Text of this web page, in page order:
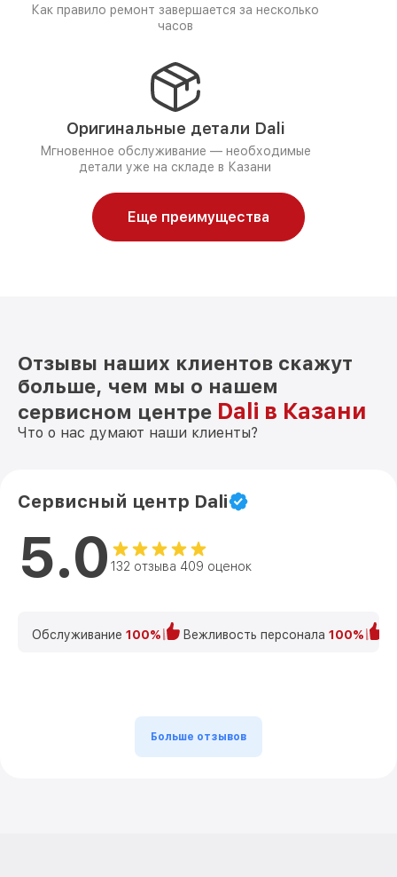
Как правило ремонт завершается за несколько
часов
Оригинальные детали Dali
Мгновенное обслуживание — необходимые
детали уже на складе в Казани
Еще преимущества
Отзывы наших клиентов скажут
больше, чем мы о нашем
сервисном центре Dali в Казани
Что о нас думают наши клиенты?
Сервисный центр Dali
5.0 132 отзыва 409 оценок
Обслуживание 100% Вежливость персонала 100%
Больше отзывов